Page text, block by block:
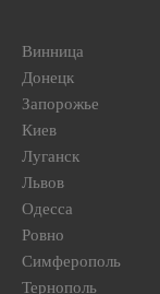
Винница
Донецк
Запорожье
Киев
Луганск
Львов
Одесса
Ровно
Симферополь
Тернополь